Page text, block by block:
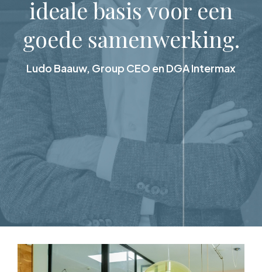
ideale basis voor een
goede samenwerking.
Ludo Baauw, Group CEO en DGA Intermax